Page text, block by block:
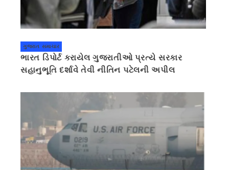
ગુજરાત સમાચાર
ભારત ડિપોર્ટ કરાયેલ ગુજરાતીઓ પ્રત્યે સરકાર
સહાનુભૂતિ દર્શાવે તેવી નીતિન પટેલની અપીલ